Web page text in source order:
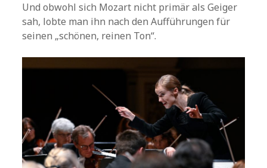
Und obwohl sich Mozart nicht primär als Geiger
sah, lobte man ihn nach den Aufführungen für
seinen „schönen, reinen Ton“.